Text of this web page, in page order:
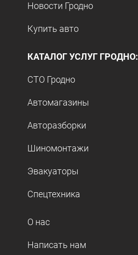
Новости Гродно
Купить авто
КАТАЛОГ УСЛУГ ГРОДНО:
СТО Гродно
Автомагазины
Авторазборки
Шиномонтажи
Эвакуаторы
Спецтехника
О нас
Написать нам